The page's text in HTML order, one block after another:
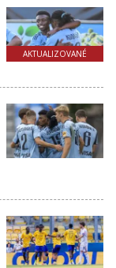
AKTUALIZOVANÉ